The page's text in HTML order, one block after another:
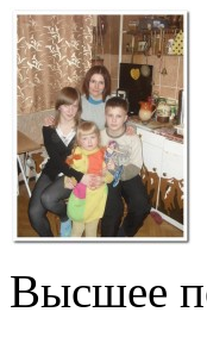
Высшее